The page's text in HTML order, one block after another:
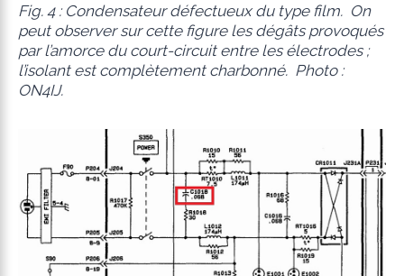
Fig. 4 : Condensateur défectueux du type film. On
peut observer sur cette figure les dégâts provoqués
par l’amorce du court-circuit entre les électrodes ;
l’isolant est complètement charbonné. Photo :
ON4IJ.